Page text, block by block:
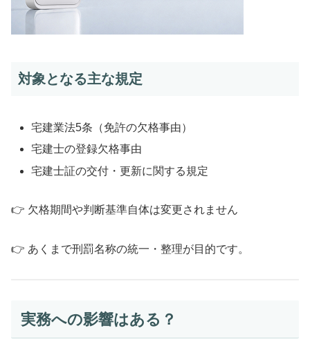
対象となる主な規定
宅建業法5条（免許の欠格事由）
宅建士の登録欠格事由
宅建士証の交付・更新に関する規定
👉 欠格期間や判断基準自体は変更されません
👉 あくまで刑罰名称の統一・整理が目的です。
実務への影響はある？